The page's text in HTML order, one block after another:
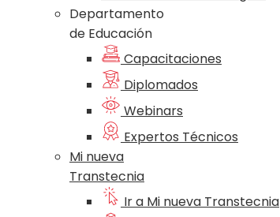
Departamento
de Educación
Capacitaciones
Diplomados
Webinars
Expertos Técnicos
Mi nueva
Transtecnia
Ir a Mi nueva Transtecnia